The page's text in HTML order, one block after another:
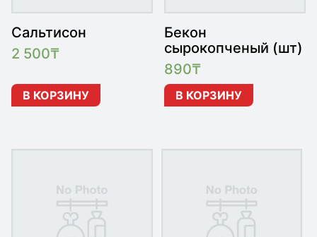
Сальтисон
2 500₸
В КОРЗИНУ
Бекон
сырокопченый (шт)
890₸
В КОРЗИНУ